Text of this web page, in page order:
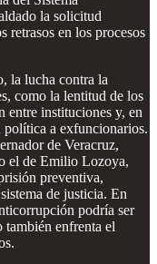
la solicitud
retrasos en los procesos
la lucha contra la
como la lentitud de los
entre instituciones y, en
política a exfuncionarios.
de Veracruz,
el de Emilio Lozoya,
preventiva,
de justicia. En
podría ser
también enfrenta el